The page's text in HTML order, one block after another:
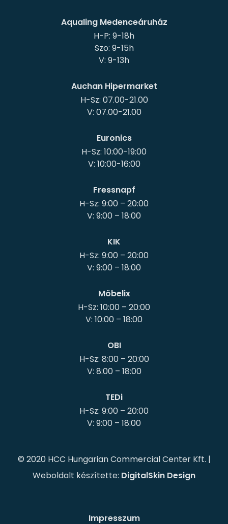
Aqualing Medenceáruház
H-P: 9-18h
Szo: 9-15h
Auchan Hipermarket
H-Sz: 07.00-21.00
V: 07.00-21.00
Euronics
H-Sz: 10:00-19:00
V: 10:00-16:00
Fressnapf
H-Sz: 9:00 – 20:00
KIK
H-Sz: 9:00 – 20:00
Möbelix
H-Sz: 10:00 – 20:00
OBI
H-Sz: 8:00 – 20:00
V: 8:00 – 18:00
TEDi
H-Sz: 9:00 – 20:00
© 2020 HCC Hungarian Commercial Center Kft. |
Weboldalt készítette: DigitalSkin Design
Impresszum